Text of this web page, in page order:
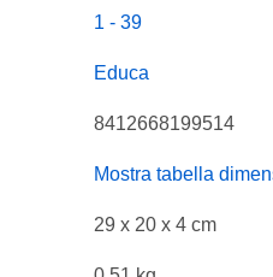
1 - 39
Educa
8412668199514
Mostra tabella
29 x 20 x 4 cm